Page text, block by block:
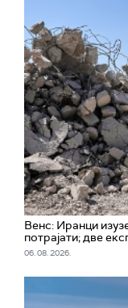
Венс: Иранци
потрајати; две
06. 08. 2026.